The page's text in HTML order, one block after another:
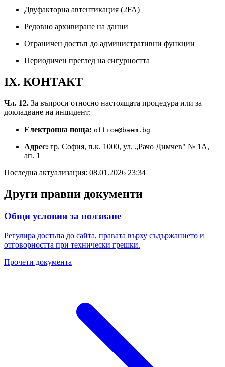
Двуфакторна автентикация (2FA)
Редовно архивиране на данни
Ограничен достъп до административни функции
Периодичен преглед на сигурността
IX. КОНТАКТ
Чл. 12. За въпроси относно настоящата процедура или за
докладване на инцидент:
Електронна поща: office@baem.bg
Адрес: гр. София, п.к. 1000, ул. „Рачо Димчев" № 1A,
ап. 1
Последна актуализация: 08.01.2026 23:34
Други правни документи
Общи условия за ползване
Регулира достъпа до сайта, правата върху съдържанието и
отговорността при технически грешки.
Прочети документа